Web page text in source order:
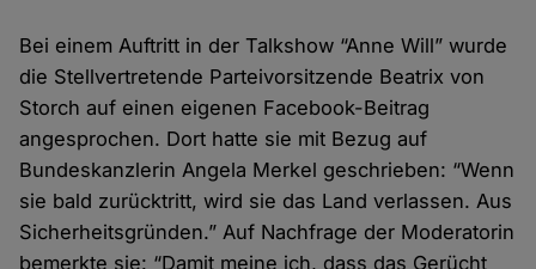
Bei einem Auftritt in der Talkshow “Anne Will” wurde
die Stellvertretende Parteivorsitzende Beatrix von
Storch auf einen eigenen Facebook-Beitrag
angesprochen. Dort hatte sie mit Bezug auf
Bundeskanzlerin Angela Merkel geschrieben: “Wenn
sie bald zurücktritt, wird sie das Land verlassen. Aus
Sicherheitsgründen.” Auf Nachfrage der Moderatorin
bemerkte sie: “Damit meine ich, dass das Gerücht